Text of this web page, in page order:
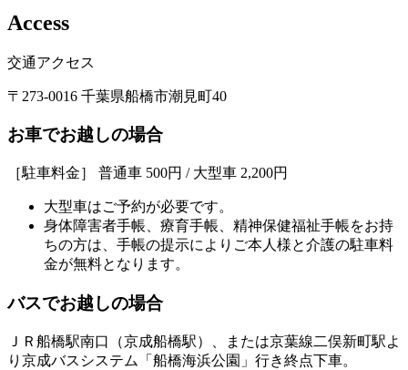
Access
交通アクセス
〒273-0016 千葉県船橋市潮見町40
お車でお越しの場合
［駐車料金］ 普通車 500円 / 大型車 2,200円
大型車はご予約が必要です。
身体障害者手帳、療育手帳、精神保健福祉手帳をお持
ちの方は、手帳の提示によりご本人様と介護の駐車料
金が無料となります。
バスでお越しの場合
ＪＲ船橋駅南口（京成船橋駅）、または京葉線二俣新町駅よ
り京成バスシステム「船橋海浜公園」行き終点下車。